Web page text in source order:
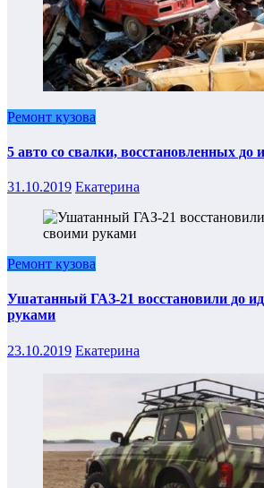
Ремонт кузова
5 авто со свалки, восстановленных до
31.10.2019 Екатерина
Ремонт кузова
Ушатанный ГАЗ-21 восстановили до
руками
23.10.2019 Екатерина